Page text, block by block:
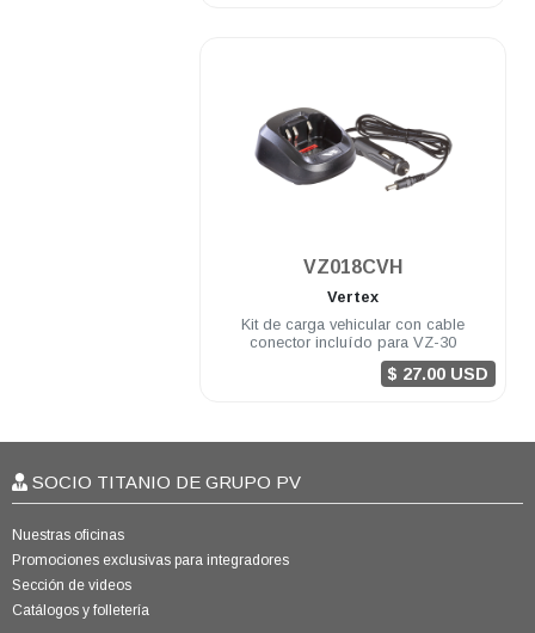
VZ018CVH
Vertex
Kit de carga vehicular con cable
conector incluído para VZ-30
$ 27.00 USD
SOCIO TITANIO DE GRUPO PV
Nuestras oficinas
Promociones exclusivas para integradores
Sección de videos
Catálogos y folletería